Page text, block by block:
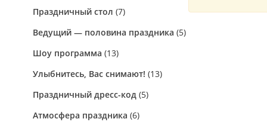
Праздничный стол (7)
Ведущий — половина праздника (5)
Шоу программа (13)
Улыбнитесь, Вас снимают! (13)
Праздничный дресс-код(5)
Атмосфера праздника (6)